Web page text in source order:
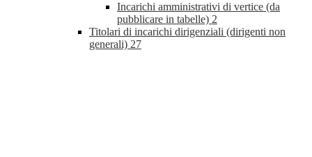
Incarichi amministrativi di vertice (da
pubblicare in tabelle) 2
Titolari di incarichi dirigenziali (dirigenti non
generali) 27